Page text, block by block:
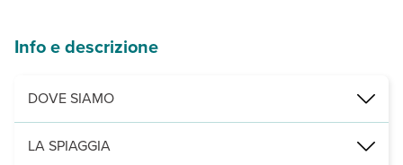
Info e descrizione
DOVE SIAMO
Kiwengwa, direttamente sulla spiaggia, a 45 km da Stone Town
LA SPIAGGIA